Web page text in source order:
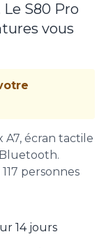
S80 Pro
vous
A7, écran tactile
personnes
14 jours